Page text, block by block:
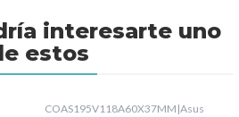
interesarte uno
estos
COAS195V118A60X37MM |Asus